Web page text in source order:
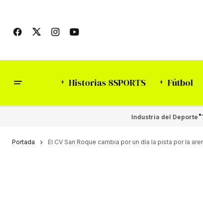
Historias 8SPORTS Fútbol
Industria del Deporte
Portada El CV San Roque cambia por un día la pista por la